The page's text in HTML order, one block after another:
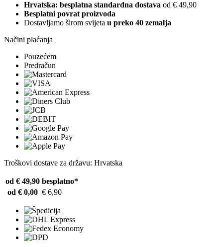
Hrvatska: besplatna standardna dostava od € 49,90
Besplatni povrat proizvoda
Dostavljamo širom svijeta u preko 40 zemalja
Načini plaćanja
Pouzećem
Predračun
Troškovi dostave za državu: Hrvatska
od € 49,90 besplatno*
od € 0,00 € 6,90